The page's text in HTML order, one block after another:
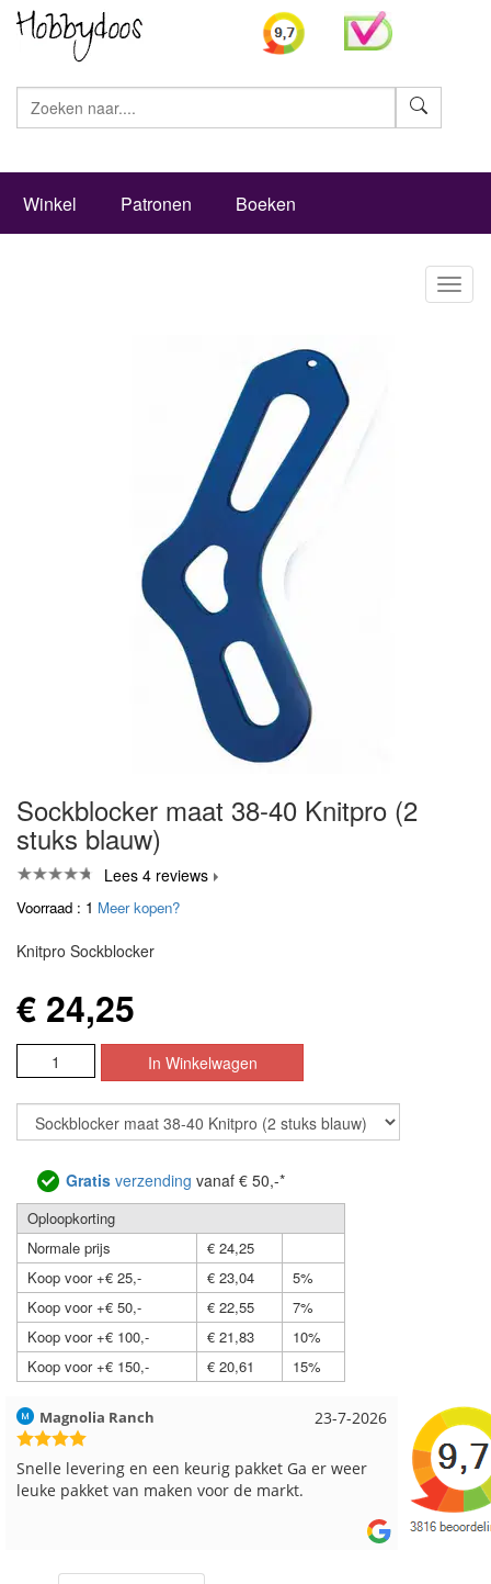
Winkel Patronen Boeken
Sockblocker maat 38-40 Knitpro (2
stuks blauw)
Lees 4 reviews
Voorraad : 1 Meer kopen?
Knitpro Sockblocker
€ 24,25
Gratis verzending vanaf € 50,-*
Oploopkorting
Normale prijs
€ 24,25
Koop voor +€ 25,-
€ 23,04
5%
Koop voor +€ 50,-
€ 22,55
7%
Koop voor +€ 100,-
€ 21,83
10%
Koop voor +€ 150,-
€ 20,61 15%
17-7-2026
Hilde uit Loyers
Reeds meerdere keren breigaren en breinaalden
besteld, altijd heel tevreden over de service.
Loes uit
Snelle